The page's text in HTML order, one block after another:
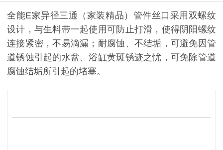
全能E家异径三通（家装精品）管件丝口采用双螺纹
设计，与生料带一起使用可防止打滑，使得阴阳螺纹
连接紧密，不易滴漏；耐腐蚀、不结垢，可避免因管
道锈蚀引起的水盆、浴缸黄斑锈迹之忧，可免除管道
腐蚀结垢所引起的堵塞。